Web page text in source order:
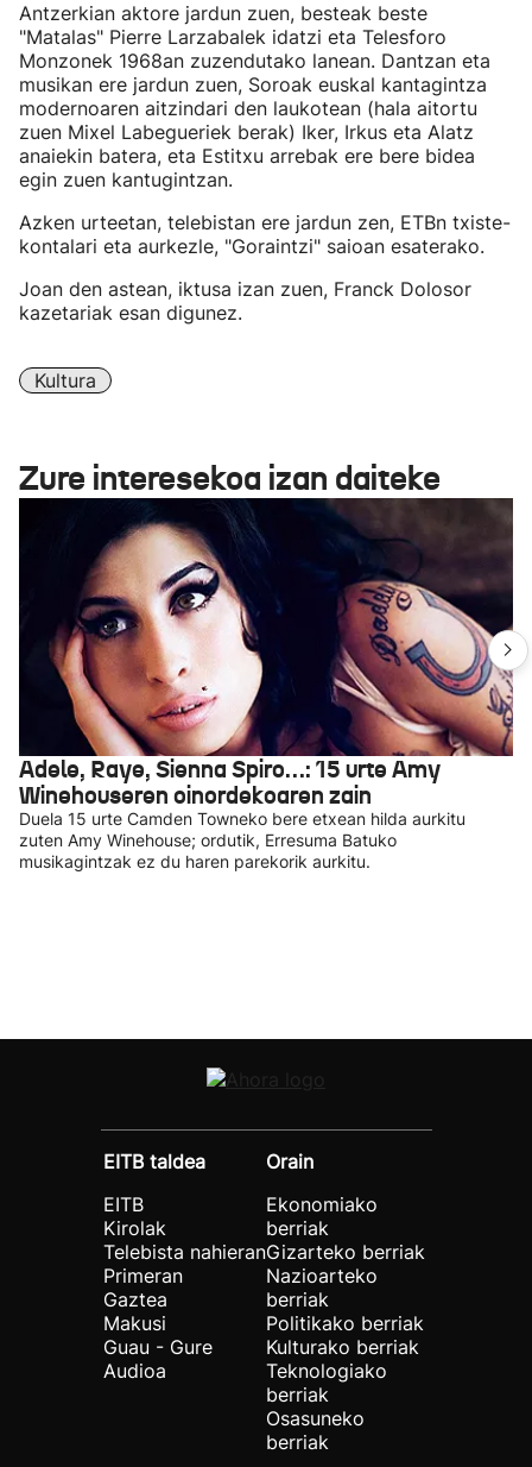
Antzerkian aktore jardun zuen, besteak beste
"Matalas" Pierre Larzabalek idatzi eta Telesforo
Monzonek 1968an zuzendutako lanean. Dantzan eta
musikan ere jardun zuen, Soroak euskal kantagintza
modernoaren aitzindari den laukotean (hala aitortu
zuen Mixel Labegueriek berak) Iker, Irkus eta Alatz
anaiekin batera, eta Estitxu arrebak ere bere bidea
egin zuen kantugintzan.
Azken urteetan, telebistan ere jardun zen, ETBn txiste-
kontalari eta aurkezle, "Goraintzi" saioan esaterako.
Joan den astean, iktusa izan zuen, Franck Dolosor
kazetariak esan digunez.
Kultura
Zure interesekoa izan daiteke
Adele, Raye, Sienna Spiro…: 15 urte Amy
Winehouseren oinordekoaren zain
Duela 15 urte Camden Towneko bere etxean hilda aurkitu
zuten Amy Winehouse; ordutik, Erresuma Batuko
musikagintzak ez du haren parekorik aurkitu.
EITB taldea
EITB
Kirolak
Telebista nahieran
Primeran
Gaztea
Makusi
Guau - Gure
Audioa
Orain
Ekonomiako
berriak
Gizarteko berriak
Nazioarteko
berriak
Politikako berriak
Kulturako berriak
Teknologiako
berriak
Osasuneko
berriak